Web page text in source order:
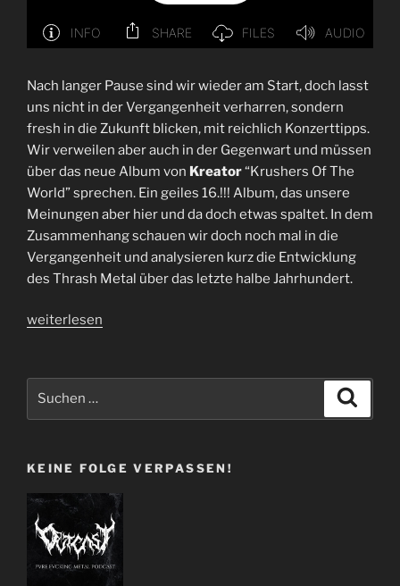
Nach langer Pause sind wir wieder am Start, doch lasst
uns nicht in der Vergangenheit verharren, sondern
fresh in die Zukunft blicken, mit reichlich Konzerttipps.
Wir verweilen aber auch in der Gegenwart und müssen
über das neue Album von Kreator“Krushers Of The
World” sprechen. Ein geiles 16.!!! Album, das unsere
Meinungen aber hier und da doch etwas spaltet. In dem
Zusammenhang schauen wir doch noch mal in die
Vergangenheit und analysieren kurz die Entwicklung
des Thrash Metal über das letzte halbe Jahrhundert.
„Folge
PODCAST
Krushers
–
Krushers
Of
The
World
Album
weiterlesen
KEINE FOLGE VERPASSEN!